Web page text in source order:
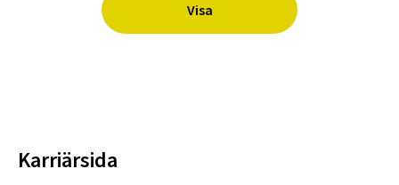
Visa
Karriärsida